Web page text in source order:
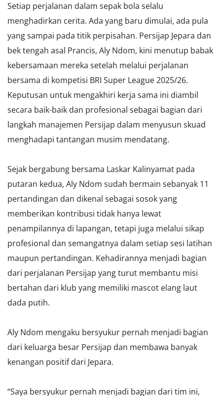
Setiap perjalanan dalam sepak bola selalu
menghadirkan cerita. Ada yang baru dimulai, ada pula
yang sampai pada titik perpisahan. Persijap Jepara dan
bek tengah asal Prancis, Aly Ndom, kini menutup babak
kebersamaan mereka setelah melalui perjalanan
bersama di kompetisi BRI Super League 2025/26.
Keputusan untuk mengakhiri kerja sama ini diambil
secara baik-baik dan profesional sebagai bagian dari
langkah manajemen Persijap dalam menyusun skuad
menghadapi tantangan musim mendatang.
Sejak bergabung bersama Laskar Kalinyamat pada
putaran kedua, Aly Ndom sudah bermain sebanyak 11
pertandingan dan dikenal sebagai sosok yang
memberikan kontribusi tidak hanya lewat
penampilannya di lapangan, tetapi juga melalui sikap
profesional dan semangatnya dalam setiap sesi latihan
maupun pertandingan. Kehadirannya menjadi bagian
dari perjalanan Persijap yang turut membantu misi
bertahan dari klub yang memiliki mascot elang laut
dada putih.
Aly Ndom mengaku bersyukur pernah menjadi bagian
dari keluarga besar Persijap dan membawa banyak
kenangan positif dari Jepara.
“Saya bersyukur pernah menjadi bagian dari tim ini,